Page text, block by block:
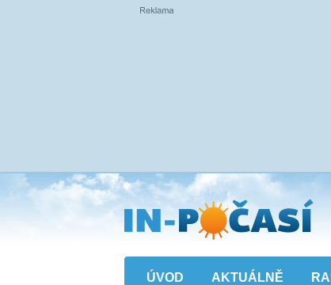
Přejít
na
hlavní
obsah
ÚVOD AKTUÁLNĚ